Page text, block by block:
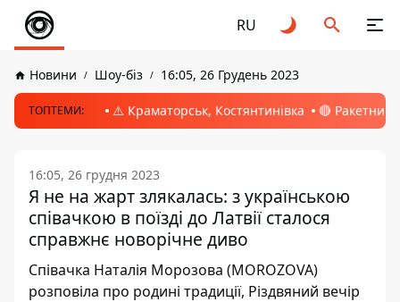
RU
Новини Шоу-біз 16:05, 26 Грудень 2023
ТОПТЕМИ: ⚠️ Краматорськ, Костянтинівка 🔴 Ракетний
16:05, 26 грудня 2023
Я не на жарт злякалась: з українською
співачкою в поїзді до Латвії сталося
справжнє новорічне диво
Співачка Наталія Морозова (MOROZOVA)
розповіла про родині традиції, Різдвяний вечір